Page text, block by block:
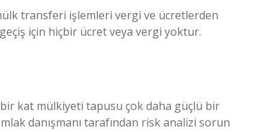
transferi işlemleri vergi ve ücretlerden
için hiçbir ücret veya vergi yoktur.
kat mülkiyeti tapusu çok daha güçlü bir
danışmanı tarafından risk analizi sorun